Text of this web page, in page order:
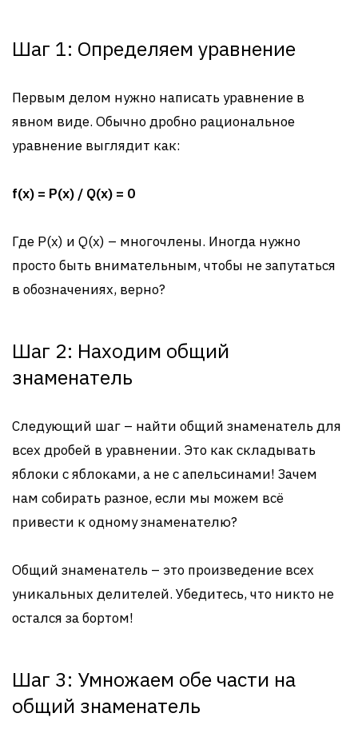
Шаг 1: Определяем уравнение
Первым делом нужно написать уравнение в
явном виде. Обычно дробно рациональное
уравнение выглядит как:
f(x) = P(x) / Q(x) = 0
Где P(x) и Q(x) – многочлены. Иногда нужно
просто быть внимательным, чтобы не запутаться
в обозначениях, верно?
Шаг 2: Находим общий
знаменатель
Следующий шаг – найти общий знаменатель для
всех дробей в уравнении. Это как складывать
яблоки с яблоками, а не с апельсинами! Зачем
нам собирать разное, если мы можем всё
привести к одному знаменателю?
Общий знаменатель – это произведение всех
уникальных делителей. Убедитесь, что никто не
остался за бортом!
Шаг 3: Умножаем обе части на
общий знаменатель